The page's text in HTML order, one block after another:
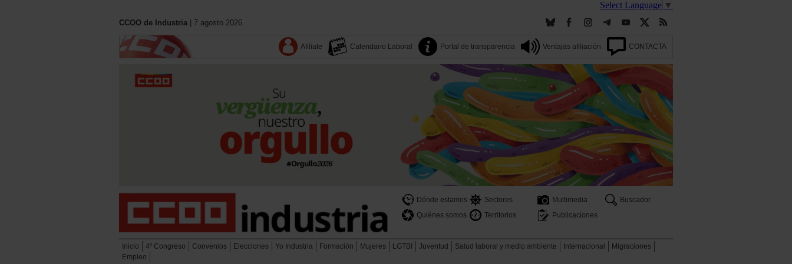
Select Language ▼
CCOO de Industria | 7 agosto 2026.
Afiliate Calendario Laboral Portal de transparencia Ventajas afiliación CONTACTA
Dónde estamos Sectores Multimedia
Buscador
Quiénes somos
Territorios Publicaciones
Inicio 4º Congreso Convenios Elecciones Yo Industria Formación Mujeres LGTBI Juventud Salud laboral y medio ambiente Internacional
Migraciones
Empleo